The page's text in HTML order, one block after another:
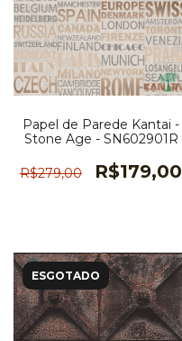
Papel de Parede Kantai -
Stone Age - SN602901R
R$279,00 R$179,00
ESGOTADO